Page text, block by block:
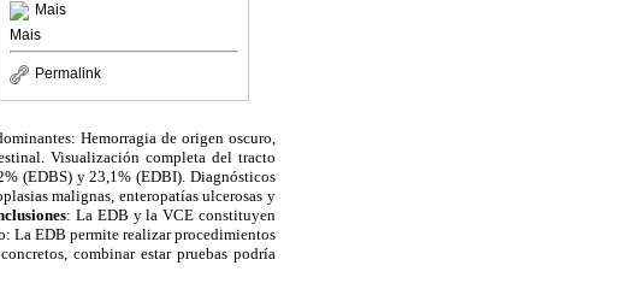
Mais
Mais
Permalink
Hemorragia de origen oscuro,
Visualización completa del tracto
(EDBS) y 23,1% (EDBI). Diagnósticos
malignas, enteropatías ulcerosas y
: La EDB y la VCE constituyen
La EDB permite realizar procedimientos
combinar estar pruebas podría